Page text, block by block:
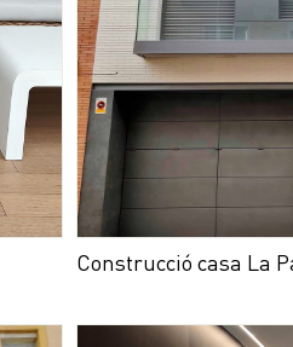
Construcció casa La